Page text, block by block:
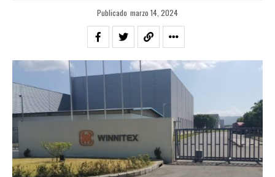
Publicado marzo 14, 2024